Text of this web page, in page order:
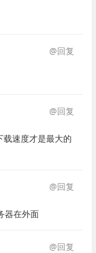
@回复
@回复
载速度才是最大的
@回复
器在外面
@回复